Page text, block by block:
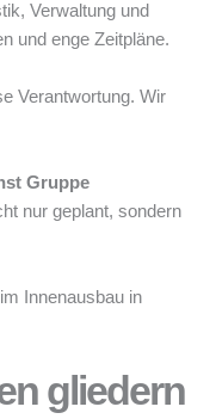
Verwaltung und
und enge Zeitpläne.
Verantwortung. Wir
Gruppe
nur geplant, sondern
Innenausbau in
gliedern